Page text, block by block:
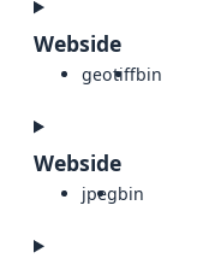
Webside
geotiffbin
Webside
jpegbin